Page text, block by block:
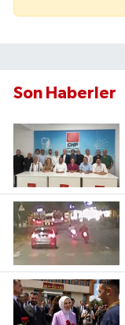
Son Haberler